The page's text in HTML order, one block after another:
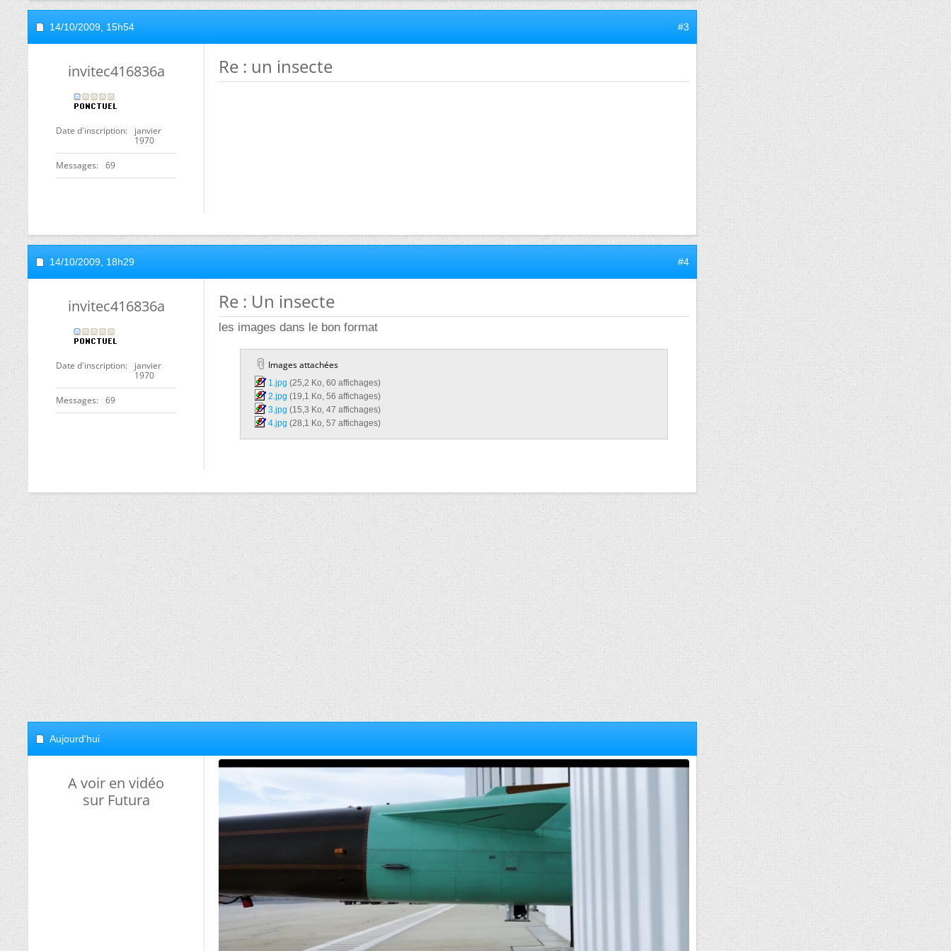
14/10/2009, 15h54 #3
invitec416836a
Date d'inscription
janvier
1970
Messages 69
Re : un insecte
14/10/2009, 18h29 #4
invitec416836a
Date d'inscription
janvier
1970
Messages 69
Re : Un insecte
les images dans le bon format
Images attachées
1.jpg‎ (25,2 Ko, 60 affichages)
2.jpg‎ (19,1 Ko, 56 affichages)
3.jpg‎ (15,3 Ko, 47 affichages)
4.jpg‎ (28,1 Ko, 57 affichages)
Aujourd'hui
A voir en vidéo
sur Futura